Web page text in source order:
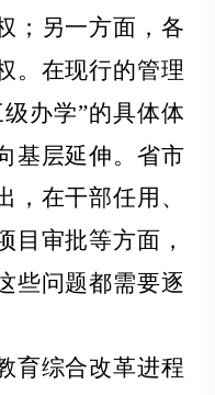
；另一方面，各
。在现行的管理
办学”的具体体
基层延伸。省市
，在干部任用、
目审批等方面，
些问题都需要逐
育综合改革进程